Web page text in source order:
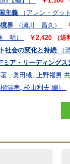
主義
（アレン・グッ
界
（瀬川 昌久）
明）
￥2,420 （送
社会の変化と持続
（
ア・リーディングス
著 ; 奥田彧, 上野福男 共
柳清孝, 松山利夫 編）